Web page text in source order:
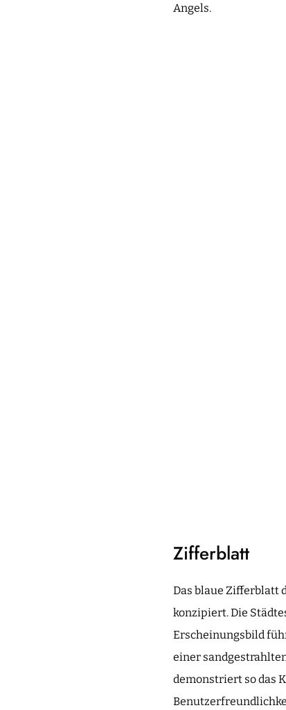
Angels.
Zifferblatt
Das blaue Zifferblatt
konzipiert. Die
Erscheinungsbild
einer
demonstriert so das